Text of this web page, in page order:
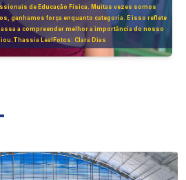
de Educação Física. Muitas vezes somos
ganhamos força enquanto categoria. E isso reflete
a compreender melhor a importância do nosso
LealFotos: Clara Dias